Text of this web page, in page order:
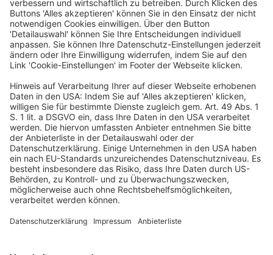
Das Finanzamt kann die Steuerbefreiung erst
berücksichtigen, wenn sie gesetzlich geregelt ist. Sollte
der Steuerbescheid bis dahin schon ergangen sein,
müssen Betroffene Einspruch einlegen. Dann kann die
Steuerbefreiung nachträglich noch berücksichtigt
werden.
Bei Pflegeprämien, die im Jahr 2022 ausbezahlt werden,
ist der Vorgang einfacher: Dann beachtet der
Arbeitgeber die Steuerbefreiung beim
Lohnsteuerabzug. Die Mitarbeiterinnen und Mitarbeiter
müssen in diesem Fall nichts weiter tun.
Die von der Bundesregierung geplante Steuerbefreiung
soll dabei auch Pflegeprämien einschließen, die
gezahlt werden. Somit wäre auch die Landes-